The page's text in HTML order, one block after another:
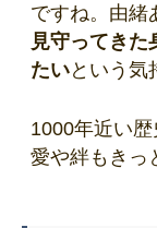
ですね。由緒
見守ってきた
たいという気
1000年近い歴
愛や絆もきっ